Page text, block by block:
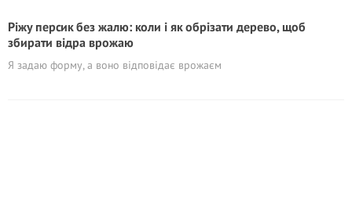
Piжу персик без жалю: коли і як обрізати дерево, щоб
збирати відра врожаю
Я задаю форму, а воно відповідає врожаєм